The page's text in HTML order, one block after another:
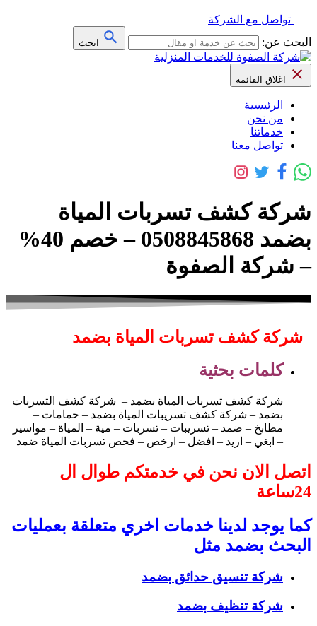
تواصل مع الشركة
البحث عن:
ابحث
اغلاق القائمة
الرئيسية
من نحن
خدماتنا
تواصل معنا
شركة كشف تسربات المياة
بضمد 0508845868 – خصم 40%
– شركة الصفوة
شركة كشف تسربات المياة بضمد
كلمات بحثية
شركة كشف تسربات المياة بضمد – شركة كشف التسربات
بضمد – شركة كشف تسريبات المياة بضمد – حمامات –
مطابخ – ضمد – تسريبات – تسربات – مية – المياة – مواسير
– ابغي – اريد – افضل – ارخص – فحص تسربات المياة ضمد
اتصل الان نحن في خدمتكم طوال ال
24ساعة
كما يوجد لدينا خدمات اخري متعلقة بعمليات
البحث بضمد مثل
شركة تنسيق حدائق بضمد
شركة تنظيف بضمد